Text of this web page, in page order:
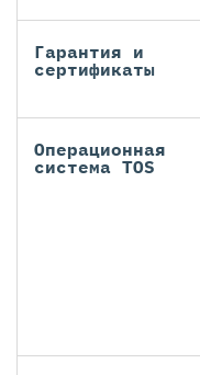
Гарантия и
сертификаты
Операционная
система TOS